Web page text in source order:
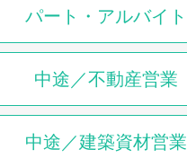
パート・アルバイト
中途／不動産営業
中途／建築資材営業